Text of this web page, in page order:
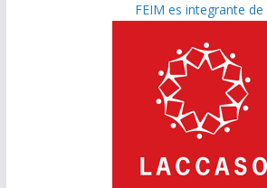
FEIM es integrante de